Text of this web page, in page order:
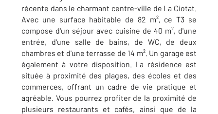
récente dans le charmant centre-ville de La Ciotat.
Avec une surface habitable de 82 m², ce T3 se
compose d'un séjour avec cuisine de 40 m², d'une
entrée, d'une salle de bains, de WC, de deux
chambres et d'une terrasse de 14 m². Un garage est
également à votre disposition. La résidence est
située à proximité des plages, des écoles et des
commerces, offrant un cadre de vie pratique et
agréable. Vous pourrez profiter de la proximité de
plusieurs restaurants et cafés, ainsi que de la